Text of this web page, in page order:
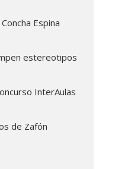
Espina
estereotipos
InterAulas
de Zafón